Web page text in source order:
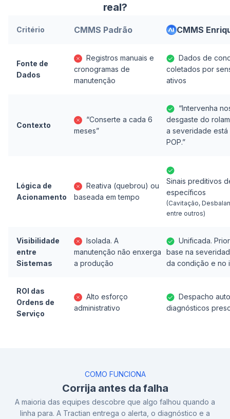
real?
Critério CMMS Padrão CMMS
Fonte de
Dados
Registros manuais e
cronogramas de
manutenção
Dados de
coletados por
ativos
Contexto
“Conserte a cada 6
meses”
“Intervenha
desgaste do
a severidade
POP.”
Lógica de
Acionamento
Reativa (quebrou) ou
baseada em tempo
Sinais preditivos
específicos
(Cavitação,
entre outros)
Visibilidade
entre
Sistemas
Isolada. A
manutenção não enxerga
a produção
Unificada.
base na
da condição e no
ROI das
Ordens de
Serviço
Alto esforço
administrativo
Despacho
diagnósticos
COMO FUNCIONA
Corrija antes da falha
A maioria das equipes descobre que algo falhou quando a
linha para. A Tractian entrega o alerta, o diagnóstico e a